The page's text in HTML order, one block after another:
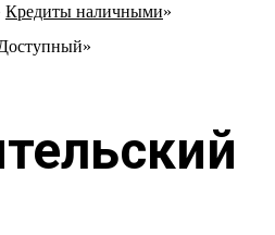
Кредиты наличными»